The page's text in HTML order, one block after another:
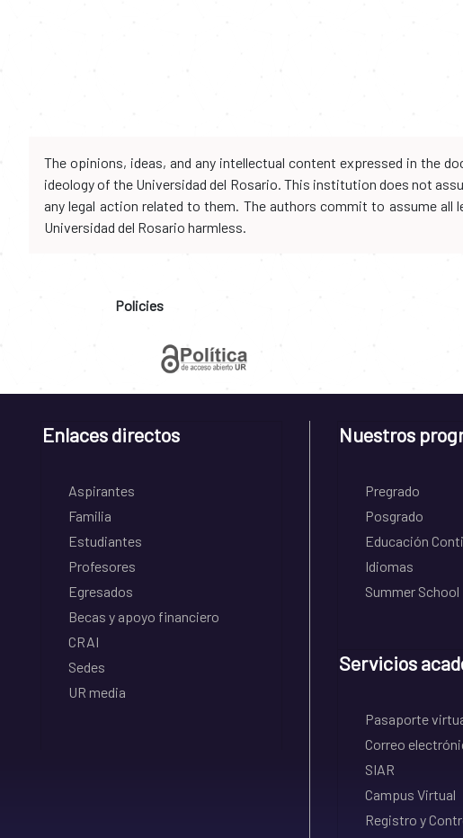
The opinions, ideas, and any intellectual content expressed in the
ideology of the Universidad del Rosario. This institution does not
any legal action related to them. The authors commit to assume
Universidad del Rosario harmless.
Policies
Enlaces directos
Aspirantes
Familia
Estudiantes
Profesores
Egresados
Becas y apoyo financiero
CRAI
Sedes
UR media
Nuestros
Pregrado
Posgrado
Educación
Idiomas
Summer School
Servicios
Pasaporte
Correo
SIAR
Campus Virtual
Registro y